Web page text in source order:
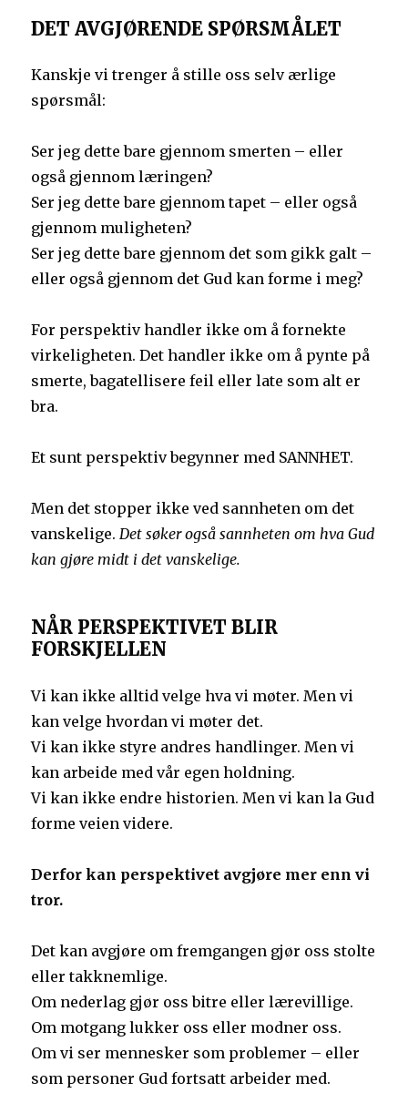
DET AVGJØRENDE SPØRSMÅLET
Kanskje vi trenger å stille oss selv ærlige
spørsmål:
Ser jeg dette bare gjennom smerten – eller
også gjennom læringen?
Ser jeg dette bare gjennom tapet – eller også
gjennom muligheten?
Ser jeg dette bare gjennom det som gikk galt –
eller også gjennom det Gud kan forme i meg?
For perspektiv handler ikke om å fornekte
virkeligheten. Det handler ikke om å pynte på
smerte, bagatellisere feil eller late som alt er
bra.
Et sunt perspektiv begynner med SANNHET.
Men det stopper ikke ved sannheten om det
vanskelige.Det søker også sannheten om hva Gud
kan gjøre midt i det vanskelige.
NÅR PERSPEKTIVET BLIR
FORSKJELLEN
Vi kan ikke alltid velge hva vi møter. Men vi
kan velge hvordan vi møter det.
Vi kan ikke styre andres handlinger. Men vi
kan arbeide med vår egen holdning.
Vi kan ikke endre historien. Men vi kan la Gud
forme veien videre.
Derfor kan perspektivet avgjøre mer enn vi
tror.
Det kan avgjøre om fremgangen gjør oss stolte
eller takknemlige.
Om nederlag gjør oss bitre eller lærevillige.
Om motgang lukker oss eller modner oss.
Om vi ser mennesker som problemer – eller
som personer Gud fortsatt arbeider med.